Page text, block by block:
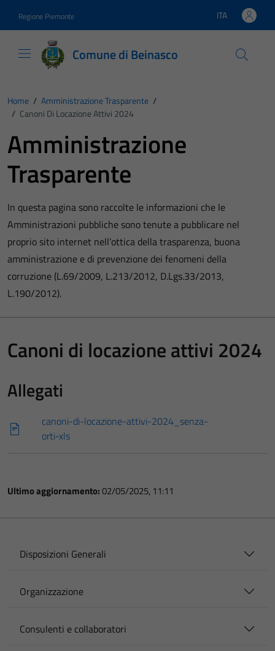
Regione Piemonte Lingua attiva:
ITA
Comune di Beinasco
Home / Amministrazione Trasparente /
/ Canoni Di Locazione Attivi 2024
Amministrazione
Trasparente
In questa pagina sono raccolte le informazioni che le
Amministrazioni pubbliche sono tenute a pubblicare nel
proprio sito internet nell’ottica della trasparenza, buona
amministrazione e di prevenzione dei fenomeni della
corruzione (L.69/2009, L.213/2012, D.Lgs.33/2013,
L.190/2012).
Canoni di locazione attivi 2024
Allegati
canoni-di-locazione-attivi-2024_senza-
orti-xls
Ultimo aggiornamento:02/05/2025, 11:11
Disposizioni Generali
Organizzazione
Consulenti e collaboratori